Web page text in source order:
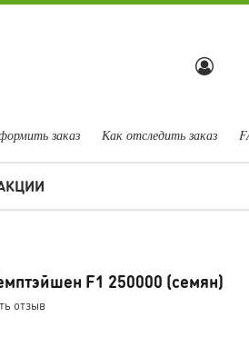
заказ Как отследить заказ
F1 250000 (семян)
отзыв